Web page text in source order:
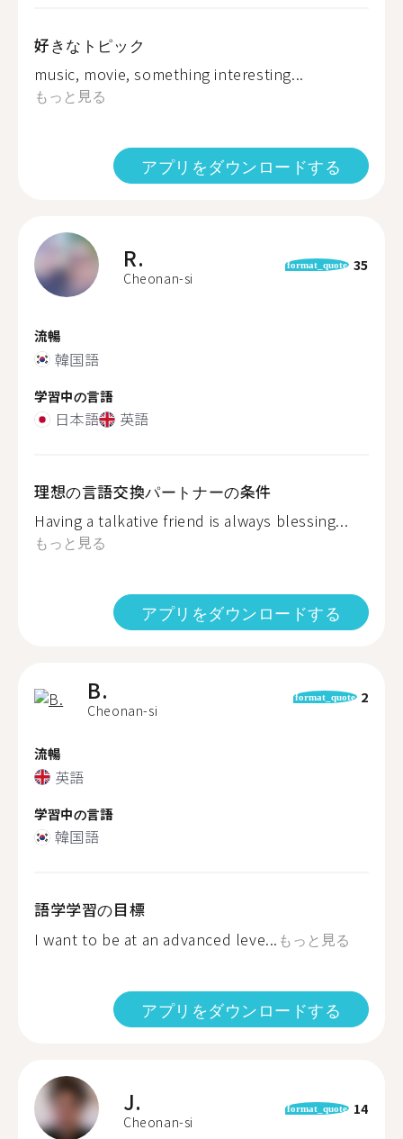
好きなトピック
music, movie, something interesting...
もっと見る
アプリをダウンロードする
R.
Cheonan-si
format_quote 35
流暢
韓国語
学習中の言語
日本語 英語
理想の言語交換パートナーの条件
Having a talkative friend is always blessing...
もっと見る
アプリをダウンロードする
B.
Cheonan-si
format_quote 2
流暢
英語
学習中の言語
韓国語
語学学習の目標
I want to be at an advanced leve... もっと見る
アプリをダウンロードする
J.
Cheonan-si
format_quote 14